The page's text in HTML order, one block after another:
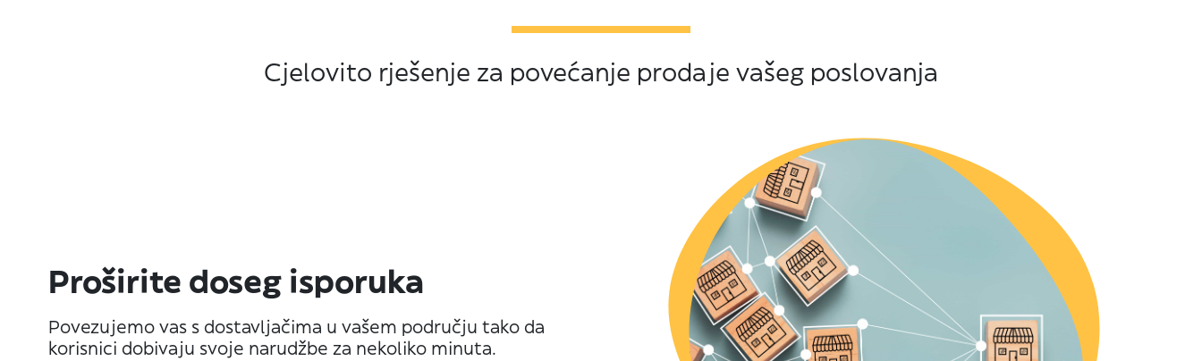
Cjelovito rješenje za povećanje prodaje vašeg poslovanja
Proširite doseg isporuka
Povezujemo vas s dostavljačima u vašem području tako da
korisnici dobivaju svoje narudžbe za nekoliko minuta.